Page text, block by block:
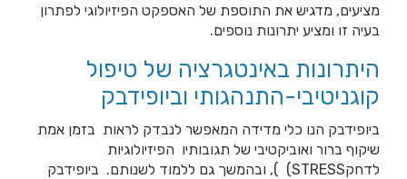
מציעים, מדגיש את התוספת של האספקט הפיזיולוגי לפתרון
בעיה זו ומציע יתרונות נוספים.
היתרונות באינטגרציה של טיפול
קוגניטיבי-התנהגותי וביופידבק
ביופידבק הנו כלי מדידה המאפשר לנבדק לראות בזמן אמת
שיקוף ברור ואוביקטיבי של תגובותיו הפיזיולוגיות
לדחקSTRESS) ), ובהמשך גם ללמוד לשנותם. ביופידבק